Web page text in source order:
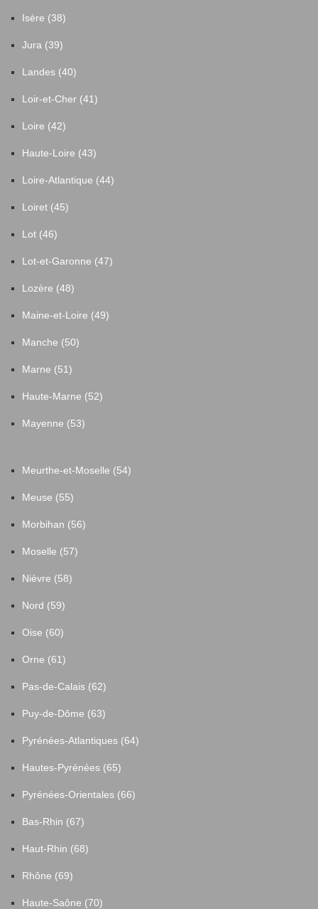
Isère (38)
Jura (39)
Landes (40)
Loir-et-Cher (41)
Loire (42)
Haute-Loire (43)
Loire-Atlantique (44)
Loiret (45)
Lot (46)
Lot-et-Garonne (47)
Lozère (48)
Maine-et-Loire (49)
Manche (50)
Marne (51)
Haute-Marne (52)
Mayenne (53)
Meurthe-et-Moselle (54)
Meuse (55)
Morbihan (56)
Moselle (57)
Nièvre (58)
Nord (59)
Oise (60)
Orne (61)
Pas-de-Calais (62)
Puy-de-Dôme (63)
Pyrénées-Atlantiques (64)
Hautes-Pyrénées (65)
Pyrénées-Orientales (66)
Bas-Rhin (67)
Haut-Rhin (68)
Rhône (69)
Haute-Saône (70)